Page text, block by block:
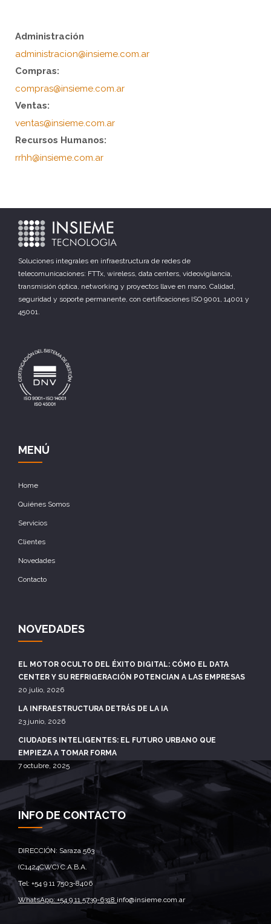
Administración
administracion@insieme.com.ar
Compras:
compras@insieme.com.ar
Ventas:
ventas@insieme.com.ar
Recursos Humanos:
rrhh@insieme.com.ar
Soluciones integrales en infraestructura de redes de
telecomunicaciones: FTTx, wireless, data centers, videovigilancia,
transmisión óptica, networking y proyectos llave en mano. Calidad,
seguridad y soporte permanente, con certificaciones ISO 9001, 14001 y
45001.
MENÚ
Home
Quiénes Somos
Servicios
Clientes
Novedades
Contacto
NOVEDADES
EL MOTOR OCULTO DEL ÉXITO DIGITAL: CÓMO EL DATA
CENTER Y SU REFRIGERACIÓN POTENCIAN A LAS EMPRESAS
20 julio, 2026
LA INFRAESTRUCTURA DETRÁS DE LA IA
23 junio, 2026
CIUDADES INTELIGENTES: EL FUTURO URBANO QUE
EMPIEZA A TOMAR FORMA
7 octubre, 2025
INFO DE CONTACTO
DIRECCIÓN: Saraza 563
(C1424CWC) C.A.B.A.
Tel: +54 9 11 7503-8406
WhatsApp: +54 9 11 5739-6318 info@insieme.com.ar